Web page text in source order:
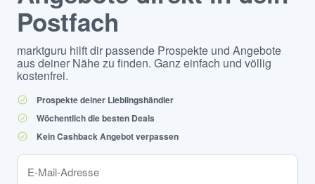
Postfach
marktguru hilft dir passende Prospekte und Angebote
aus deiner Nähe zu finden. Ganz einfach und völlig
kostenfrei.
Prospekte deiner Lieblingshändler
Wöchentlich die besten Deals
Kein Cashback Angebot verpassen